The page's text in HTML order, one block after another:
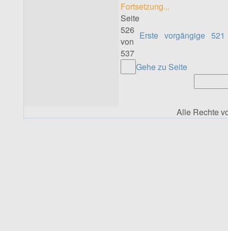
Fortsetzung...
Seite
526
von
537
Erste vorgängige 521
Gehe zu Seite
Alle Rechte